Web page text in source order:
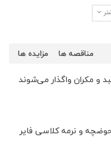
مزایده ها مناقصه ها
و مکران واگذار می‌شوند
و نرمه کلاسی فایر